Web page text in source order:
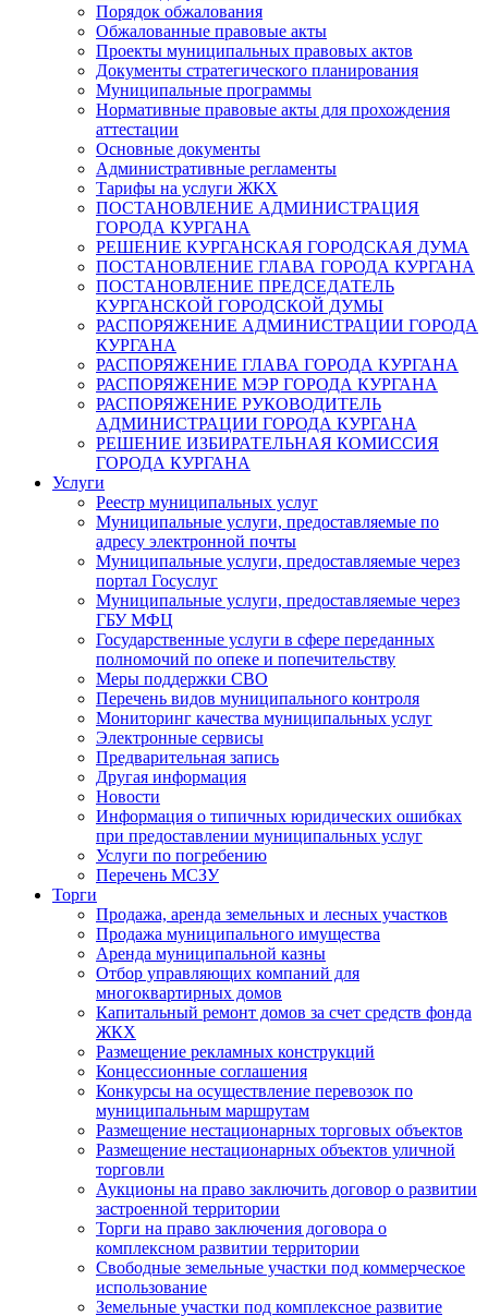
Порядок обжалования
Обжалованные правовые акты
Проекты муниципальных правовых актов
Документы стратегического планирования
Муниципальные программы
Нормативные правовые акты для прохождения
аттестации
Основные документы
Административные регламенты
Тарифы на услуги ЖКХ
ПОСТАНОВЛЕНИЕ АДМИНИСТРАЦИЯ
ГОРОДА КУРГАНА
РЕШЕНИЕ КУРГАНСКАЯ ГОРОДСКАЯ ДУМА
ПОСТАНОВЛЕНИЕ ГЛАВА ГОРОДА КУРГАНА
ПОСТАНОВЛЕНИЕ ПРЕДСЕДАТЕЛЬ
КУРГАНСКОЙ ГОРОДСКОЙ ДУМЫ
РАСПОРЯЖЕНИЕ АДМИНИСТРАЦИИ ГОРОДА
КУРГАНА
РАСПОРЯЖЕНИЕ ГЛАВА ГОРОДА КУРГАНА
РАСПОРЯЖЕНИЕ МЭР ГОРОДА КУРГАНА
РАСПОРЯЖЕНИЕ РУКОВОДИТЕЛЬ
АДМИНИСТРАЦИИ ГОРОДА КУРГАНА
РЕШЕНИЕ ИЗБИРАТЕЛЬНАЯ КОМИССИЯ
ГОРОДА КУРГАНА
Услуги
Реестр муниципальных услуг
Муниципальные услуги, предоставляемые по
адресу электронной почты
Муниципальные услуги, предоставляемые через
портал Госуслуг
Муниципальные услуги, предоставляемые через
ГБУ МФЦ
Государственные услуги в сфере переданных
полномочий по опеке и попечительству
Меры поддержки СВО
Перечень видов муниципального контроля
Мониторинг качества муниципальных услуг
Электронные сервисы
Предварительная запись
Другая информация
Новости
Информация о типичных юридических ошибках
при предоставлении муниципальных услуг
Услуги по погребению
Перечень МСЗУ
Торги
Продажа, аренда земельных и лесных участков
Продажа муниципального имущества
Аренда муниципальной казны
Отбор управляющих компаний для
многоквартирных домов
Капитальный ремонт домов за счет средств фонда
ЖКХ
Размещение рекламных конструкций
Концессионные соглашения
Конкурсы на осуществление перевозок по
муниципальным маршрутам
Размещение нестационарных торговых объектов
Размещение нестационарных объектов уличной
торговли
Аукционы на право заключить договор о развитии
застроенной территории
Торги на право заключения договора о
комплексном развитии территории
Свободные земельные участки под коммерческое
использование
Земельные участки под комплексное развитие